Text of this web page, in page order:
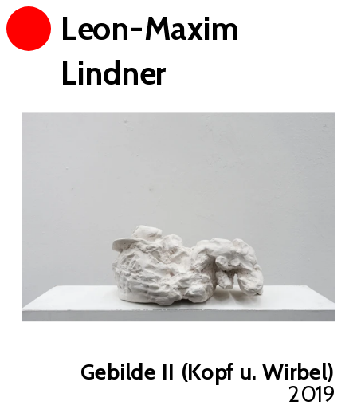
Leon-Maxim
Lindner
Gebilde II (Kopf u. Wirbel)
2019